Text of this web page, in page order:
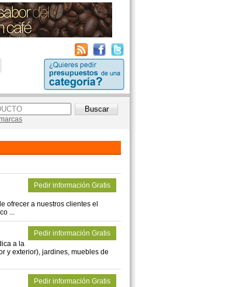
Pedir información Gratis
ofrecer a nuestros clientes el
...
Pedir información Gratis
a la
y exterior), jardines, muebles de
Pedir información Gratis